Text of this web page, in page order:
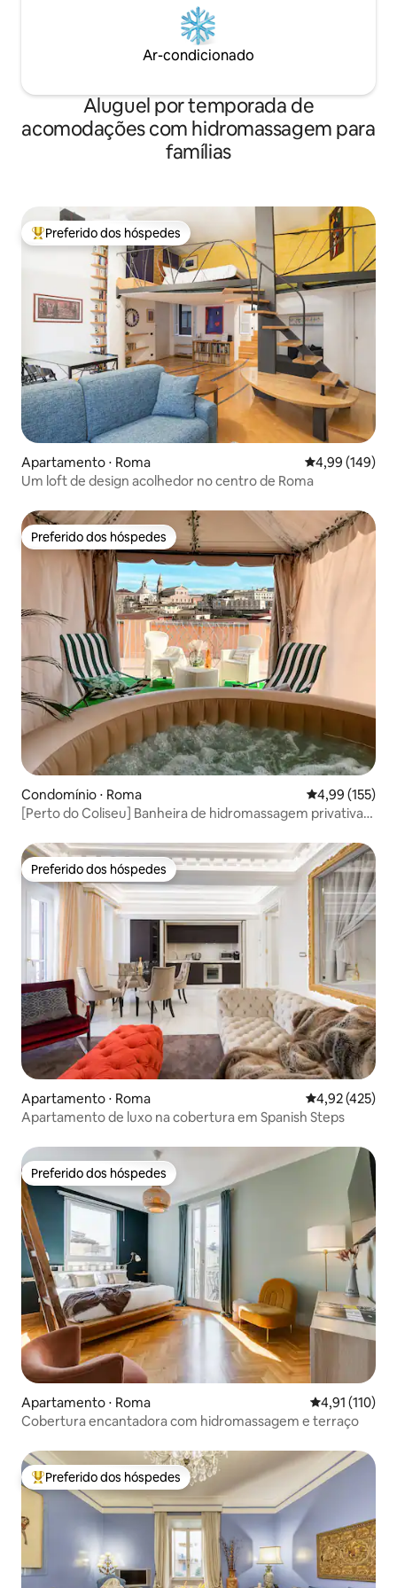
Ar-condicionado
Aluguel por temporada de
acomodações com hidromassagem para
famílias
Entre os melhores preferidos dos hóspedes
Preferido dos hóspedes
Apartamento ⋅ Roma 4,99 de uma
4,99 (149)
Um loft de design acolhedor no centro de Roma
Preferido dos hóspedes
Preferido dos hóspedes
Condomínio ⋅ Roma 4,99 de uma
4,99 (155)
[Perto do Coliseu] Banheira de hidromassagem privativa,
Preferido dos hóspedes
Preferido dos hóspedes
Apartamento ⋅ Roma 4,92 de uma
4,92 (425)
Apartamento de luxo na cobertura em Spanish Steps
Preferido dos hóspedes
Preferido dos hóspedes
Apartamento ⋅ Roma 4,91 de uma
4,91 (110)
Cobertura encantadora com hidromassagem e terraço
Entre os melhores preferidos dos hóspedes
Preferido dos hóspedes